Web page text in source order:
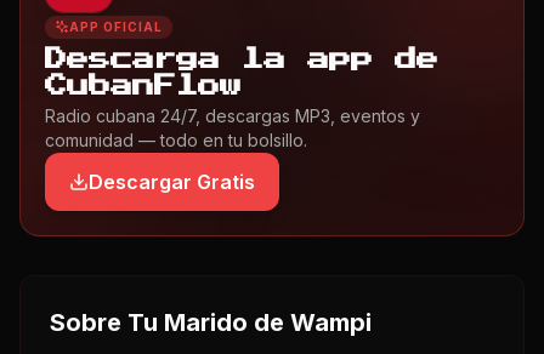
APP OFICIAL
Descarga la app de
CubanFlow
Radio cubana 24/7, descargas MP3, eventos y
comunidad — todo en tu bolsillo.
Descargar Gratis
Sobre Tu Marido de Wampi